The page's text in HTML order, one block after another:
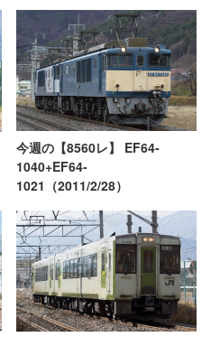
今週の【8560レ】 EF64-
1040+EF64-
1021（2011/2/28）